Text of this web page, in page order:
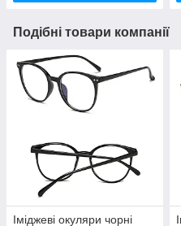
Подібні товари компанії
Іміджеві окуляри чорні